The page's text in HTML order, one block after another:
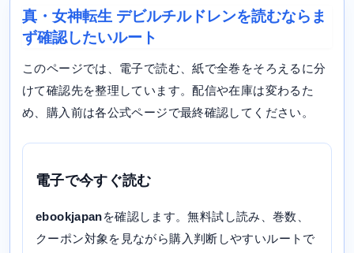
真・女神転生 デビルチルドレンを読むならま
ず確認したいルート
このページでは、電子で読む、紙で全巻をそろえるに分
けて確認先を整理しています。配信や在庫は変わるた
め、購入前は各公式ページで最終確認してください。
電子で今すぐ読む
ebookjapanを確認します。無料試し読み、巻数、
クーポン対象を見ながら購入判断しやすいルートで